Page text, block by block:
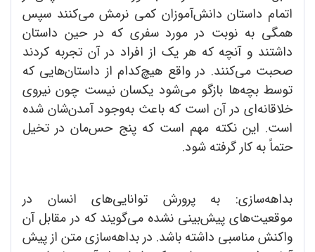
اتمام داستان دانش‌آموزان کمی نرمش می‌کنند سپس
همگی به نوبت در مورد سفری که در حین داستان
داشتند و آنچه که هر یک از افراد در آن تجربه کردند
صحبت می‌کنند. در واقع هیچ‌کدام از داستان‌هایی که
توسط بچه‌ها بازگو می‌شود یکسان نیست چون نیروی
خلاقانه‌ای در آن است که باعث به‌‌وجود آمدن‌شان شده
است. این نکته مهم است که پنج حس‌مان در تخیل
حتماً به کار گرفته شود.
بداهه‌سازی: به پرورش توانایی‌های انسان در
موقعیت‌های پیش‌بینی نشده می‌گویند که در مقابل آن
واکنش مناسبی داشته باشد. در بداهه‌سازی متن از پیش